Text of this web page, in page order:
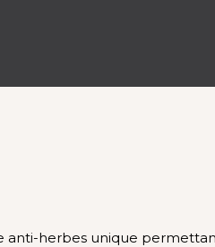
anti-herbes unique